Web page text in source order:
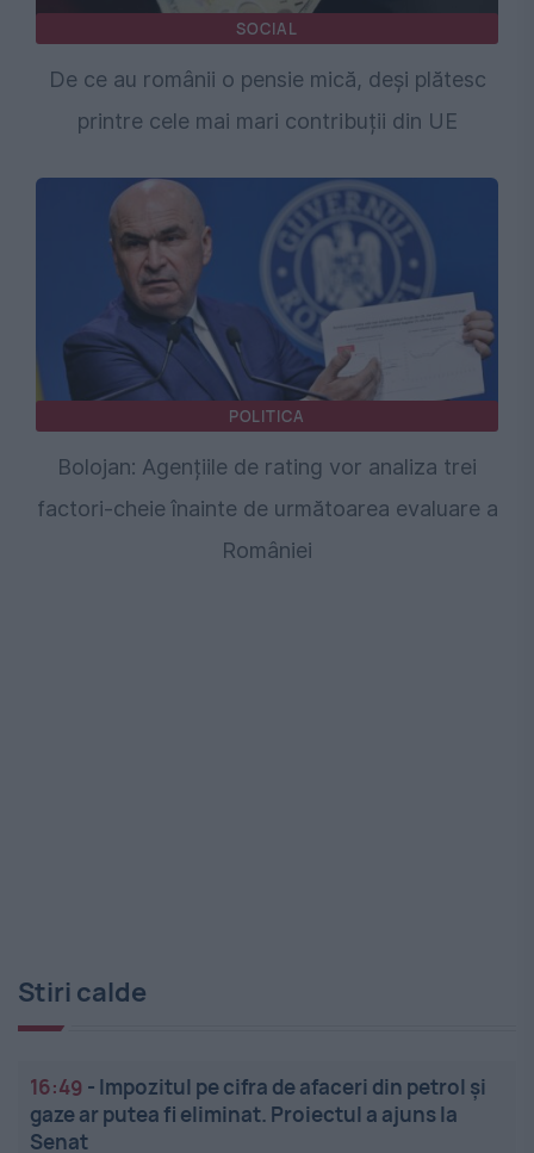
SOCIAL
De ce au românii o pensie mică, deși plătesc
printre cele mai mari contribuții din UE
POLITICA
Bolojan: Agențiile de rating vor analiza trei
factori-cheie înainte de următoarea evaluare a
României
Stiri calde
16:49 - Impozitul pe cifra de afaceri din petrol și
gaze ar putea fi eliminat. Proiectul a ajuns la
Senat